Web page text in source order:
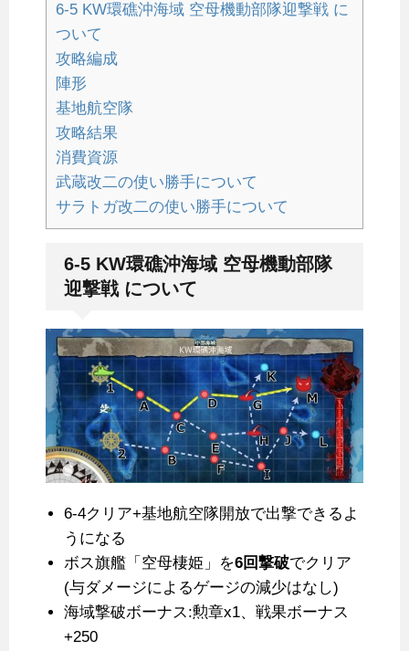
6-5 KW環礁沖海域 空母機動部隊迎撃戦 に
ついて
攻略編成
陣形
基地航空隊
攻略結果
消費資源
武蔵改二の使い勝手について
サラトガ改二の使い勝手について
6-5 KW環礁沖海域 空母機動部隊
迎撃戦 について
6-4クリア+基地航空隊開放で出撃できるよ
うになる
ボス旗艦「空母棲姫」を6回撃破でクリア
(与ダメージによるゲージの減少はなし)
海域撃破ボーナス:勲章x1、戦果ボーナス
+250